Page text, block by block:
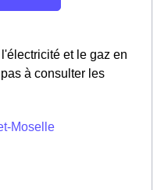
et le gaz en
à consulter les
Moselle